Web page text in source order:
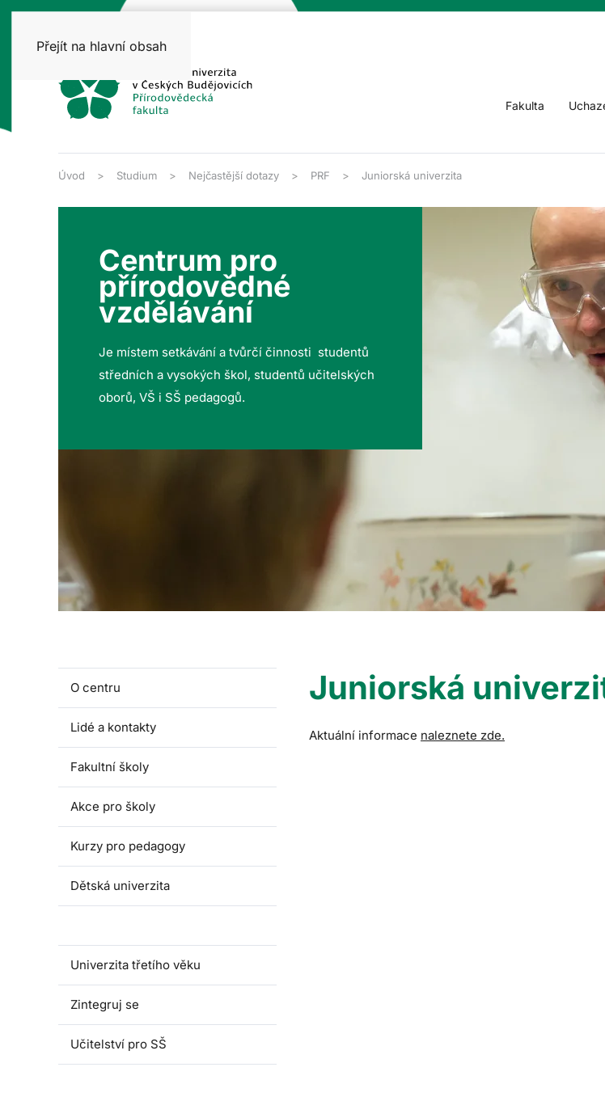
Přejít na hlavní obsah
Fakulta
Úvod Studium Nejčastější dotazy PRF Juniorská univerzita
Centrum pro
přírodovědné
vzdělávání
Je místem setkávání a tvůrčí činnosti studentů
středních a vysokých škol, studentů učitelských
oborů, VŠ i SŠ pedagogů.
O centru
Lidé a kontakty
Fakultní školy
Akce pro školy
Kurzy pro pedagogy
Dětská univerzita
Univerzita třetího věku
Zintegruj se
Učitelství pro SŠ
Juniorská
Aktuální informace naleznete zde.